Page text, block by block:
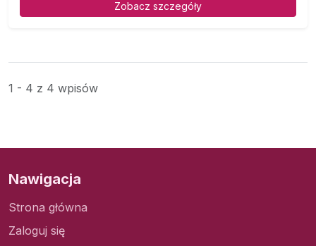
Zobacz szczegóły
1 - 4 z 4 wpisów
Nawigacja
Strona główna
Zaloguj się